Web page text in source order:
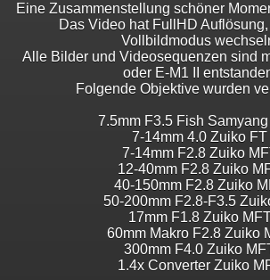
Eine Zusammenstellung schöner
Das Video hat FullHD
Vollbildmodus
Alle Bilder und Videosequenzen sind
oder E-M1 II
Folgende Objektive wurden
7.5mm F3.5 Fish
7-14mm 4.0 Zuiko FT
7-14mm F2.8 Zuiko
12-40mm F2.8 Zuiko
40-150mm F2.8 Zuiko
50-200mm F2.8-F3.5
17mm F1.8 Zuiko
60mm Makro F2.8 Zuiko
300mm F4.0 Zuiko
1.4x Converter Zuiko